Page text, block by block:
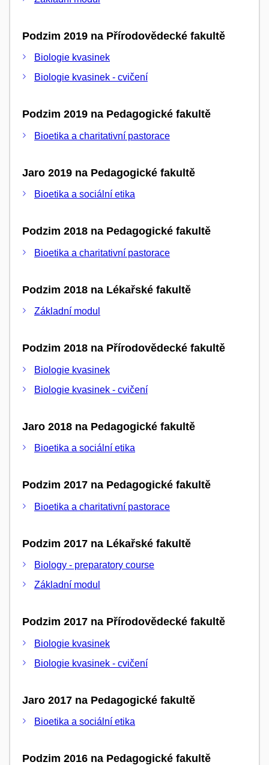
Podzim 2019 na Přírodovědecké fakultě
Biologie kvasinek
Biologie kvasinek - cvičení
Podzim 2019 na Pedagogické fakultě
Bioetika a charitativní pastorace
Jaro 2019 na Pedagogické fakultě
Bioetika a sociální etika
Podzim 2018 na Pedagogické fakultě
Bioetika a charitativní pastorace
Podzim 2018 na Lékařské fakultě
Základní modul
Podzim 2018 na Přírodovědecké fakultě
Biologie kvasinek
Biologie kvasinek - cvičení
Jaro 2018 na Pedagogické fakultě
Bioetika a sociální etika
Podzim 2017 na Pedagogické fakultě
Bioetika a charitativní pastorace
Podzim 2017 na Lékařské fakultě
Biology - preparatory course
Základní modul
Podzim 2017 na Přírodovědecké fakultě
Biologie kvasinek
Biologie kvasinek - cvičení
Jaro 2017 na Pedagogické fakultě
Bioetika a sociální etika
Podzim 2016 na Pedagogické fakultě